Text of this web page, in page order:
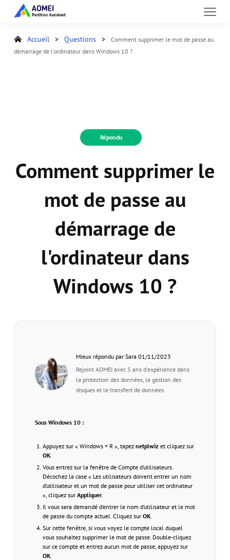
Accueil> Questions>
Comment supprimer le mot de passe au
démarrage de l'ordinateur dans Windows 10 ?
Répondu
Comment supprimer le
mot de passe au
démarrage de
l'ordinateur dans
Windows 10 ?
Mieux répondu par Sara 01/11/2023
Rejoint AOMEI avec 5 ans d'expérience dans
la protection des données, la gestion des
disques et le transfert de données.
Sous Windows 10 :
Appuyez sur « Windows + R », tapez netplwiz et cliquez sur
OK.
Vous entrez sur la fenêtre de Compte d’utilisateurs.
Décochez la case « Les utilisateurs doivent entrer un nom
d’utilisateur et un mot de passe pour utiliser cet ordinateur
», cliquez sur Appliquer.
Il vous sera demandé d’entrer le nom d’utilisateur et le mot
de passe du compte actuel. Cliquez sur OK.
Sur cette fenêtre, si vous voyez le compte local duquel
vous souhaitez supprimer le mot de passe. Double-cliquez
sur ce compte et entrez aucun mot de passe, appuyez sur
OK.